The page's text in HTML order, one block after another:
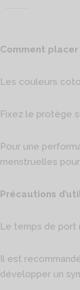
Comment
Les couleurs
Fixez le protège
Pour une
menstruelles
Précautions
Le temps de port
Il est
développer un